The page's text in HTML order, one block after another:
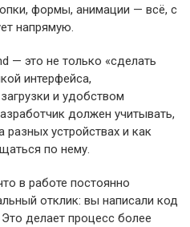
формы, анимации — всё, с
напрямую.
— это не только «сделать
интерфейса,
и удобством
должен учитывать,
разных устройствах и как
по нему.
в работе постоянно
отклик: вы написали код
делает процесс более